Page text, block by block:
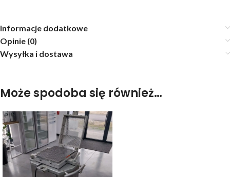
Informacje dodatkowe
Opinie (0)
Wysyłka i dostawa
Może spodoba się również…